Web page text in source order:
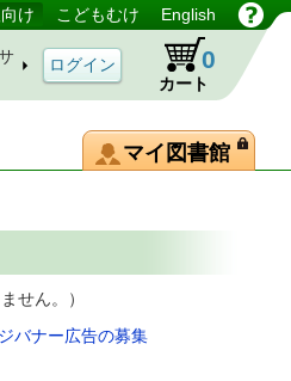
け こどもむけ English
カート
0
マイ図書館
ん。）
バナー広告の募集